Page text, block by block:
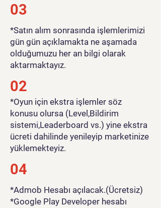
03
*Satın alım sonrasında işlemlerimizi
gün gün açıklamakta ne aşamada
olduğumuzu her an bilgi olarak
aktarmaktayız.
02
*Oyun için ekstra işlemler söz
konusu olursa (Level,Bildirim
sistemi,Leaderboard vs.) yine ekstra
ücreti dahilinde yenileyip marketinize
yüklemekteyiz.
04
*Admob Hesabı açılacak.(Ücretsiz)
*Google Play Developer hesabı